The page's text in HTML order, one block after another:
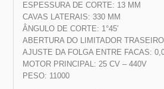
ESPESSURA DE CORTE: 13 MM
CAVAS LATERAIS: 330 MM
ÂNGULO DE CORTE: 1°45′
ABERTURA DO LIMITADOR
AJUSTE DA FOLGA ENTRE FACAS:
MOTOR PRINCIPAL: 25 CV – 440V
PESO: 11000